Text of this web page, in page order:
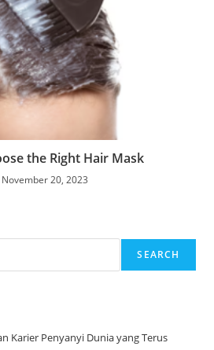
the Right Hair Mask
November 20, 2023
SEARCH
Karier Penyanyi Dunia yang Terus